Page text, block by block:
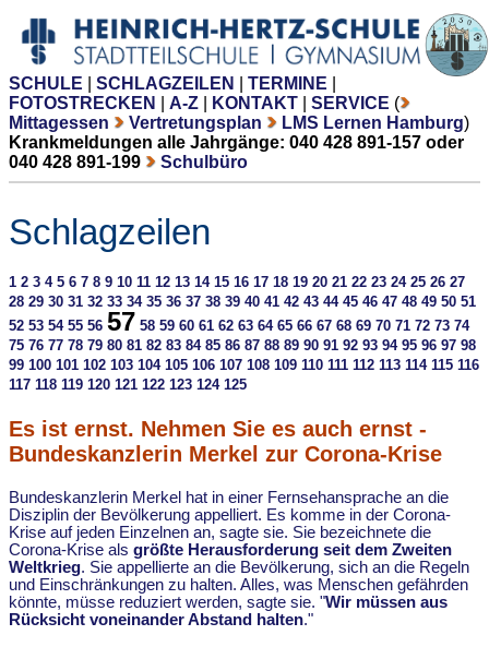
SCHULE SCHLAGZEILEN TERMINE
FOTOSTRECKEN
A-Z KONTAKT SERVICE (
Mittagessen
Vertretungsplan LMS Lernen Hamburg)
Krankmeldungen alle Jahrgänge: 040 428 891-157 oder
040 428 891-199
Schulbüro
Schlagzeilen
1 2 3 4 5 6 7 8 9 10 11 12 13 14 15 16 17 18 19 20 21 22 23 24 25 26 27
28 29 30 31 32 33 34 35 36 37 38 39 40 41 42 43 44 45 46 47 48 49 50 51
52 53 54 55 56 57 58 59 60 61 62 63 64 65 66 67 68 69 70 71 72 73 74
75 76 77 78 79 80 81 82 83 84 85 86 87 88 89 90 91 92 93 94 95 96 97 98
99 100 101 102 103 104 105 106 107 108 109 110 111 112 113 114 115 116
117 118 119 120 121 122 123 124 125
Es ist ernst. Nehmen Sie es auch ernst -
Bundeskanzlerin Merkel zur Corona-Krise
Bundeskanzlerin Merkel hat in einer Fernsehansprache an die
Disziplin der Bevölkerung appelliert. Es komme in der Corona-
Krise auf jeden Einzelnen an, sagte sie. Sie bezeichnete die
Corona-Krise als größte Herausforderung seit dem Zweiten
Weltkrieg. Sie appellierte an die Bevölkerung, sich an die Regeln
und Einschränkungen zu halten. Alles, was Menschen gefährden
könnte, müsse reduziert werden, sagte sie. "Wir müssen aus
Rücksicht voneinander Abstand halten."